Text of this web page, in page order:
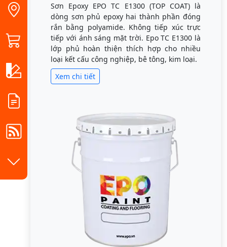
Sơn Epoxy EPO TC E1300 (TOP COAT) là
dòng sơn phủ epoxy hai thành phần đóng
rắn bằng polyamide. Không tiếp xúc trực
tiếp với ánh sáng mặt trời. Epo TC E1300 là
lớp phủ hoàn thiện thích hợp cho nhiều
loại kết cấu công nghiệp, bê tông, kim loại.
Xem chi tiết